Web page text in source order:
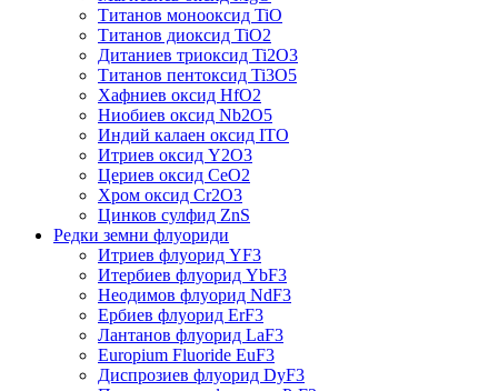
Титанов монооксид TiO
Титанов диоксид TiO2
Дитаниев триоксид Ti2O3
Титанов пентоксид Ti3O5
Хафниев оксид HfO2
Ниобиев оксид Nb2O5
Индий калаен оксид ITO
Итриев оксид Y2O3
Цериев оксид CeO2
Хром оксид Cr2O3
Цинков сулфид ZnS
Редки земни флуориди
Итриев флуорид YF3
Итербиев флуорид YbF3
Неодимов флуорид NdF3
Ербиев флуорид ErF3
Лантанов флуорид LaF3
Europium Fluoride EuF3
Диспрозиев флуорид DyF3